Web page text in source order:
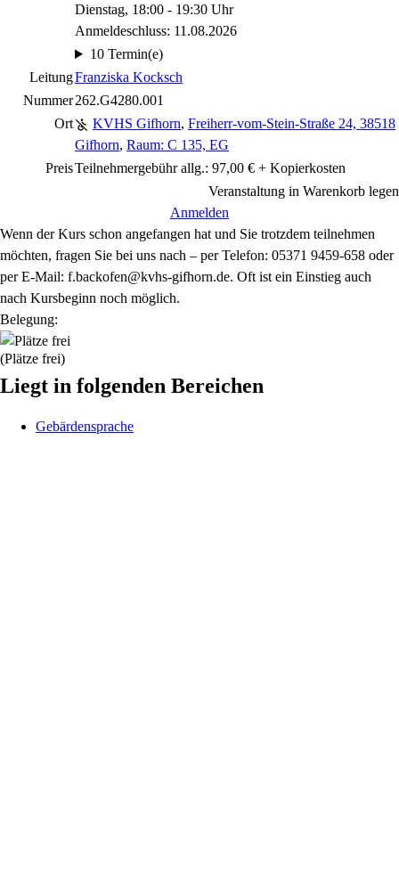
Dienstag, 18:00 - 19:30 Uhr
Anmeldeschluss: 11.08.2026
10 Termin(e)
LeitungFranziska Kocksch
Nummer262.G4280.001
Ort
KVHS Gifhorn, Freiherr-vom-Stein-Straße 24, 38518
Gifhorn, Raum: C 135, EG
PreisTeilnehmergebühr allg.: 97,00 € + Kopierkosten
Veranstaltung in Warenkorb legen
Anmelden
Wenn der Kurs schon angefangen hat und Sie trotzdem teilnehmen
möchten, fragen Sie bei uns nach – per Telefon: 05371 9459-658 oder
per E-Mail: f.backofen@kvhs-gifhorn.de. Oft ist ein Einstieg auch
nach Kursbeginn noch möglich.
Belegung:
(Plätze frei)
Liegt in folgenden Bereichen
Gebärdensprache